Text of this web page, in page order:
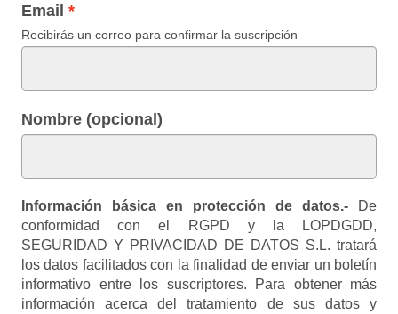
Email
Recibirás un correo para confirmar la suscripción
Nombre (opcional)
Información básica en protección de datos.- De
conformidad con el RGPD y la LOPDGDD,
SEGURIDAD Y PRIVACIDAD DE DATOS S.L. tratará
los datos facilitados con la finalidad de enviar un boletín
informativo entre los suscriptores. Para obtener más
información acerca del tratamiento de sus datos y